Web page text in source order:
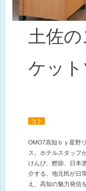
土佐
ケッ
コト
OMO7高知ｂｙ星野
ス。ホテルスタッフ
けんぴ、鰹節、日本
介する。地元民が日
え、高知の魅力発信